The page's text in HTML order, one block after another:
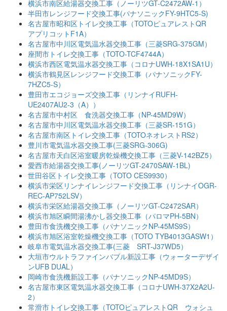
横浜市南区給湯器交換工事（ノーリツGT-C2472AW-1）
半田市レンジフード交換工事(パナソニックFY-9HTC5-S)
名古屋市昭和区トイレ交換工事（TOTOピュアレストQR
アプリコットF1A）
名古屋市中川区電気温水器交換工事（三菱SRG-375GM）
座間市トイレ交換工事（TOTO-TCF4744A）
横浜市西区電気温水器交換工事（コロナUWH-18X1SA1U）
横浜市鶴見区レンジフード交換工事（パナソニックFY-
7HZC5-S）
豊田市エコジョーズ交換工事（リンナイRUFH-
UE2407AU2-3（A））
名古屋市中村区 食洗器交換工事（NP-45MD9W）
名古屋市中川区電気温水器交換工事（三菱SR-151G）
名古屋市南区トイレ交換工事（TOTOネオレストRS2）
豊川市電気温水器交換工事(三菱SRG-306G)
名古屋市天白区浴室暖房乾燥機交換工事（三菱V-142BZ5）
愛西市給湯器交換工事(ノーリツGT-2470SAW-1BL)
世田谷区トイレ交換工事（TOTO CES9930）
横浜市栄区リンナイレンジフード交換工事（リンナイOGR-
REC-AP752LSV）
横浜市栄区給湯器交換工事（ノーリツGT-C2472SAR）
横浜市旭区瞬間湯沸かし器交換工事（パロマPH-5BN）
豊田市食洗機交換工事（パナソニックNP-45MS9S）
横浜市旭区浴室乾燥機交換工事（TOTO TYB4013GASW1）
岐阜市電気温水器交換工事(三菱 SRT-J37WD5）
大垣市ウルトラファインバブル新設工事（ウォーターデザイ
ンUFB DUAL）
岡崎市食洗機新設工事（パナソニックNP-45MD9S）
名古屋市東区電気温水器交換工事（コロナUWH-37X2A2U-
2）
常滑市トイレ交換工事（TOTOピュアレストQR ウォシュ